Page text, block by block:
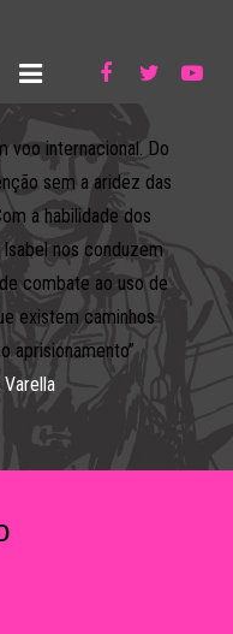
voo internacional. Do
sem a aridez das
a habilidade dos
nos conduzem
combate ao uso de
existem caminhos
aprisionamento”